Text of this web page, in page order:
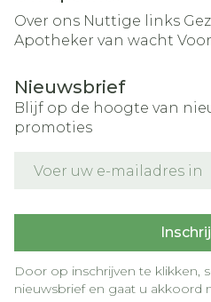
Over ons Nuttige links
Apotheker van wacht
Nieuwsbrief
Blijf op de hoogte van
promoties
Door op inschrijven te klikken,
nieuwsbrief en gaat u akkoord